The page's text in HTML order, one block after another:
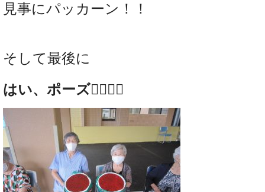
見事にパッカーン！！
そして最後に
はい、ポーズ✌🏻✌🏻